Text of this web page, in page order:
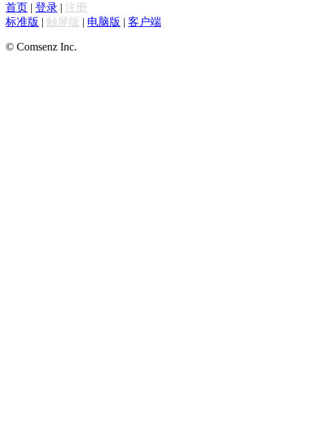
首页 | 登录 | 注册
标准版 | 触屏版 | 电脑版 | 客户端
© Comsenz Inc.